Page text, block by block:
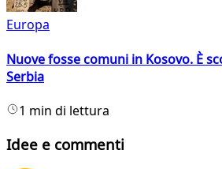
Europa
Nuove fosse comuni in Kosovo. È
Serbia
1 min di lettura
Idee e commenti